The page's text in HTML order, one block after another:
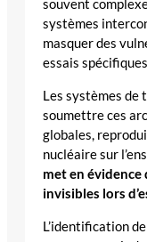
souvent
systèmes
masquer des
essais
Les systèmes
soumettre ces
globales,
nucléaire sur
met en
invisibles lors
L’identification